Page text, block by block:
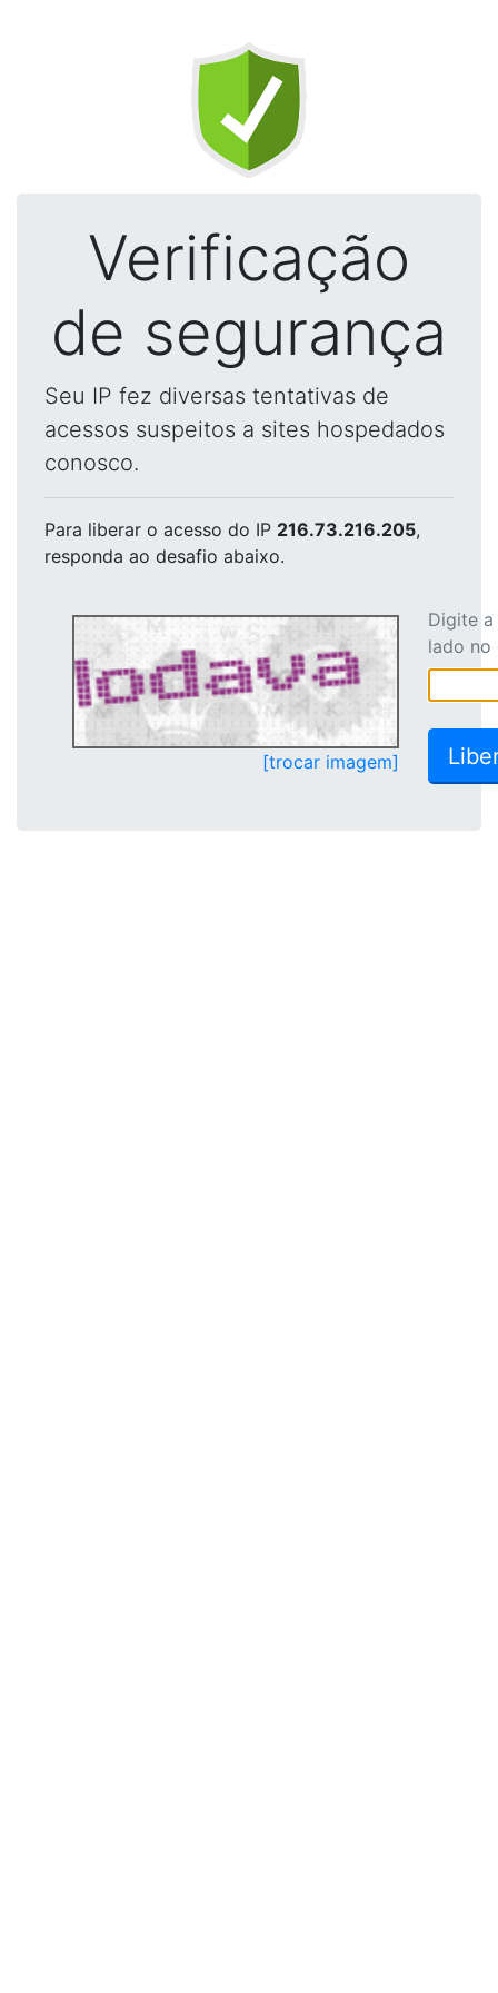
Verificação
de segurança
Seu IP fez diversas tentativas de
acessos suspeitos a sites hospedados
conosco.
Para liberar o acesso do IP 216.73.216.205,
responda ao desafio abaixo.
[trocar imagem]
Digite
lado no